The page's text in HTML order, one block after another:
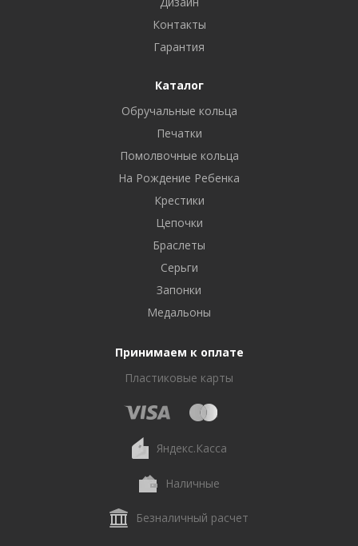
Контакты
Гарантия
Каталог
Обручальные кольца
Печатки
Помолвочные кольца
На Рождение Ребенка
Крестики
Цепочки
Браслеты
Серьги
Запонки
Медальоны
Принимаем к оплате
Пластиковые карты
Яндекс.Касса
Наличные
Безналичный расчет